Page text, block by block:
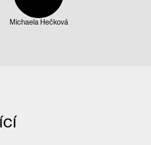
Michaela Hečková